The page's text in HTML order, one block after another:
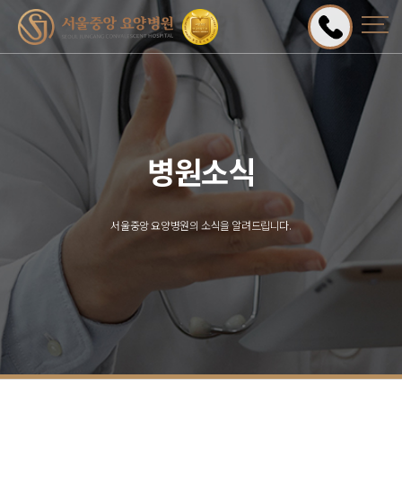
병원소식
서울중앙 요양병원의 소식을 알려드립니다.